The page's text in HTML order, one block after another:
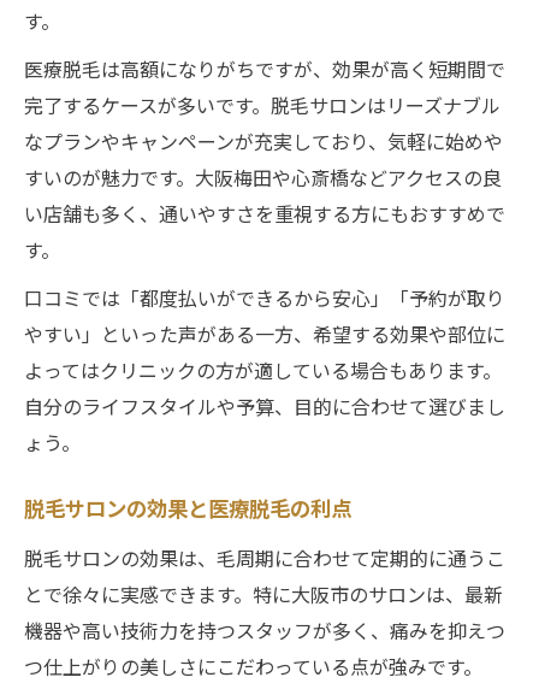
す。
医療脱毛は高額になりがちですが、効果が高く短期間で
完了するケースが多いです。脱毛サロンはリーズナブル
なプランやキャンペーンが充実しており、気軽に始めや
すいのが魅力です。大阪梅田や心斎橋などアクセスの良
い店舗も多く、通いやすさを重視する方にもおすすめで
す。
口コミでは「都度払いができるから安心」「予約が取り
やすい」といった声がある一方、希望する効果や部位に
よってはクリニックの方が適している場合もあります。
自分のライフスタイルや予算、目的に合わせて選びまし
ょう。
脱毛サロンの効果と医療脱毛の利点
脱毛サロンの効果は、毛周期に合わせて定期的に通うこ
とで徐々に実感できます。特に大阪市のサロンは、最新
機器や高い技術力を持つスタッフが多く、痛みを抑えつ
つ仕上がりの美しさにこだわっている点が強みです。